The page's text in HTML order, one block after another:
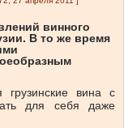
винного
В то же время
грузинские вина с
для себя даже